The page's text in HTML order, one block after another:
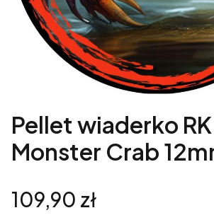
Pellet wiaderko
Monster Crab
Cena
109,90 zł